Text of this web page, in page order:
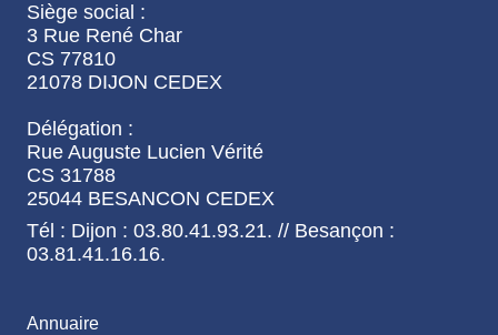
Siège social :
3 Rue René Char
CS 77810
21078 DIJON CEDEX
Délégation :
Rue Auguste Lucien Vérité
CS 31788
25044 BESANCON CEDEX
Tél : Dijon : 03.80.41.93.21. // Besançon :
03.81.41.16.16.
Annuaire